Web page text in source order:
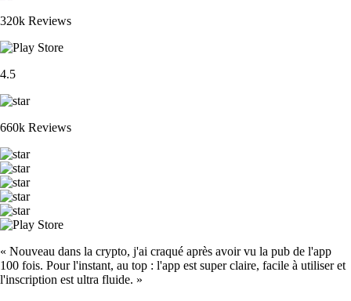
320k Reviews
4.5
660k Reviews
« Nouveau dans la crypto, j'ai craqué après avoir vu la pub de l'app
100 fois. Pour l'instant, au top : l'app est super claire, facile à utiliser et
l'inscription est ultra fluide. »